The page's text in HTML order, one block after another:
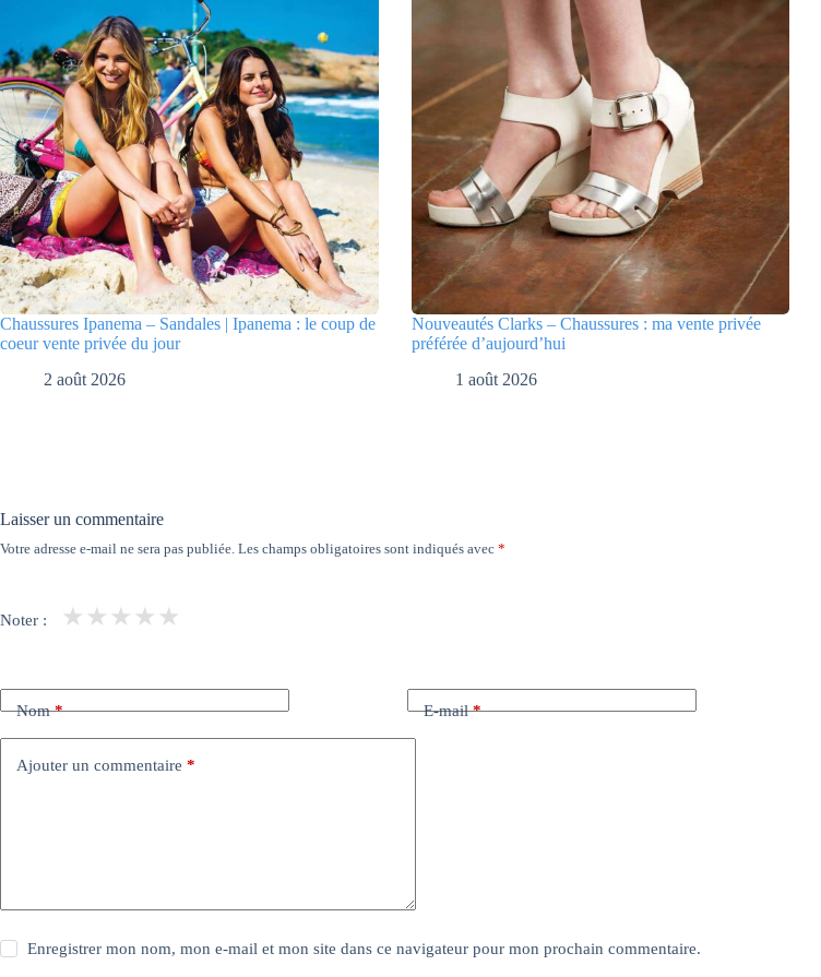
Chaussures Ipanema – Sandales | Ipanema : le coup de
coeur vente privée du jour
2 août 2026
Nouveautés Clarks – Chaussures : ma vente privée
préférée d’aujourd’hui
1 août 2026
Laisser un commentaire
Votre adresse e-mail ne sera pas publiée. Les champs obligatoires sont indiqués avec *
Noter : ★
★
★
★
★
Nom* E-mail*
Ajouter un commentaire *
Enregistrer mon nom, mon e-mail et mon site dans ce navigateur pour mon prochain commentaire.